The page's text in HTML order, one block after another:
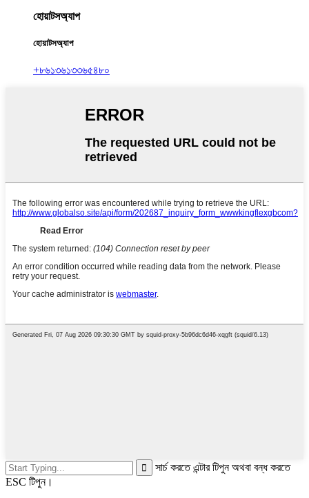
হোয়াটসঅ্যাপ
হোয়াটসঅ্যাপ
+৮৬১৩৬১৩৩৬৫৪৮০
সার্চ করতে এন্টার টিপুন অথবা বন্ধ করতে
ESC টিপুন।